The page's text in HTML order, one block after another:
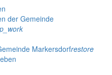
der Gemeinde
Markersdorfrestore